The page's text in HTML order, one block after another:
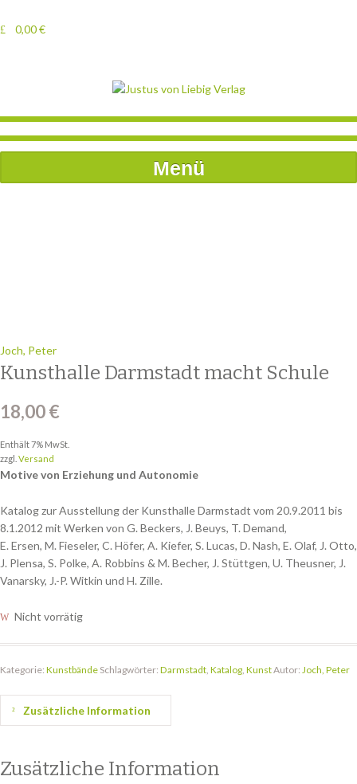
0,00€
Menü
Joch, Peter
Kunsthalle Darmstadt macht Schule
18,00€
Enthält 7% MwSt.
zzgl. Versand
Motive von Erziehung und Autonomie
Katalog zur Ausstellung der Kunsthalle Darmstadt vom 20.9.2011 bis
8.1.2012 mit Werken von G. Beckers, J. Beuys, T. Demand,
E. Ersen, M. Fieseler, C. Höfer, A. Kiefer, S. Lucas, D. Nash, E. Olaf, J. Otto,
J. Plensa, S. Polke, A. Robbins & M. Becher, J. Stüttgen, U. Theusner, J.
Vanarsky, J.-P. Witkin und H. Zille.
Nicht vorrätig
Kategorie: Kunstbände Schlagwörter: Darmstadt Katalog KunstAutor: Joch, Peter
Zusätzliche Information
Zusätzliche Information